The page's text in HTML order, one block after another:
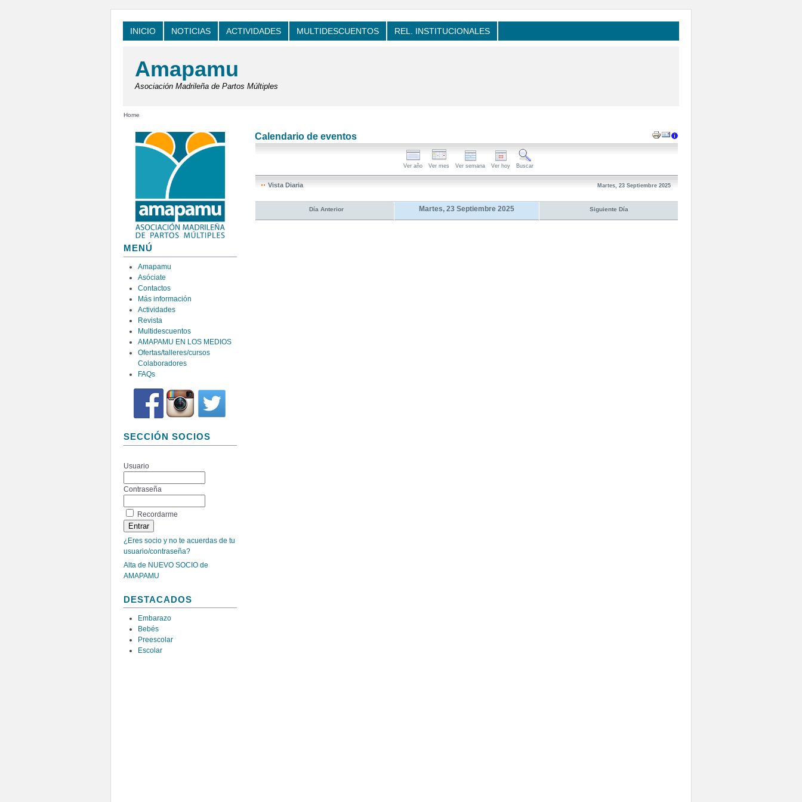
INICIO NOTICIAS ACTIVIDADES MULTIDESCUENTOS REL. INSTITUCIONALES
Amapamu
Asociación Madrileña de Partos Múltiples
Home
MENÚ
Amapamu
Asóciate
Contactos
Más información
Actividades
Revista
Multidescuentos
AMAPAMU EN LOS MEDIOS
Ofertas/talleres/cursos
Colaboradores
FAQs
SECCIÓN SOCIOS
Usuario
Contraseña
Recordarme
¿Eres socio y no te acuerdas de tu
usuario/contraseña?
Alta de NUEVO SOCIO de
AMAPAMU
DESTACADOS
Embarazo
Bebés
Preescolar
Escolar
Calendario de eventos
Ver año Ver mes Ver semana Ver hoy Buscar
Vista Diaria Martes, 23 Septiembre 2025
Día Anterior Martes, 23 Septiembre 2025 Siguiente Día